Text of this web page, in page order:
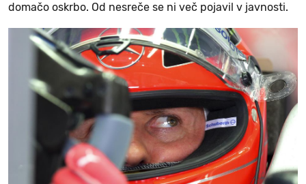
domačo oskrbo. Od nesreče se ni več pojavil v javnosti.